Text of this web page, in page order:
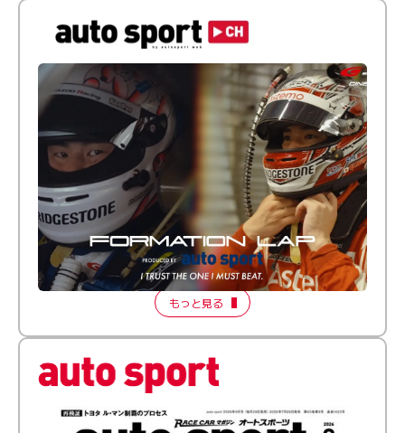
倒す相手を、信じてる。小林利徠斗 × 野村勇斗
【FORMATION LAP Produced by auto sport】
2026 Episode 2
もっと見る